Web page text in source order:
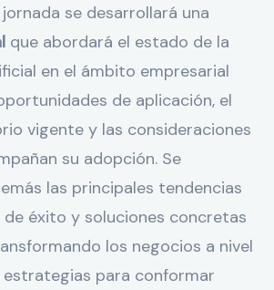
se desarrollará una
que abordará el estado de la
en el ámbito empresarial
de aplicación, el
vigente y las consideraciones
su adopción. Se
las principales tendencias
de éxito y soluciones concretas
los negocios a nivel
para conformar